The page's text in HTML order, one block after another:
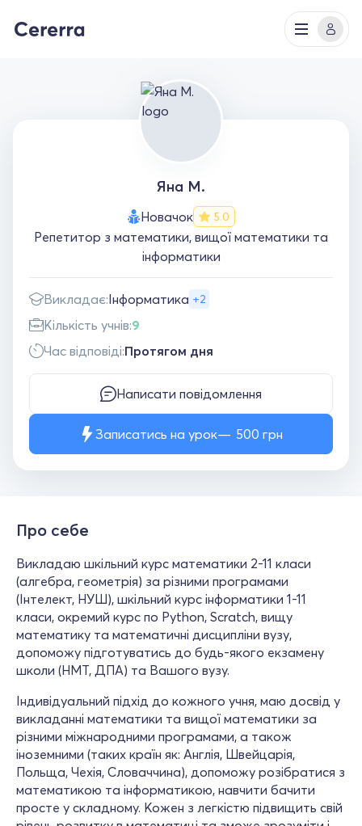
Яна М.
Новачок 5.0
Репетитор з математики, вищої математики та
інформатики
Викладає:Інформатика +2
Кількість учнів:9
Час відповіді:Протягом дня
Написати повідомлення
Записатись на урок 500 грн
Про себе
Викладаю шкільний курс математики 2-11 класи
(алгебра, геометрія) за різними програмами
(Інтелект, НУШ), шкільний курс інформатики 1-11
класи, окремий курс по Python, Scratch, вищу
математику та математичні дисципліни вузу,
допоможу підготуватись до будь-якого екзамену
школи (НМТ, ДПА) та Вашого вузу.
Індивідуальний підхід до кожного учня, маю досвід у
викладанні математики та вищої математики за
різними міжнародними програмами, а також
іноземними (таких країн як: Англія, Швейцарія,
Польща, Чехія, Словаччина), допоможу розібратися з
математикою та інформатикою, навчити бачити
просте у складному. Кожен з легкістю підвищить свій